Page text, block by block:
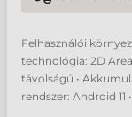
Felhasználói
technológia: 2D
távolságú •
rendszer: Android 11